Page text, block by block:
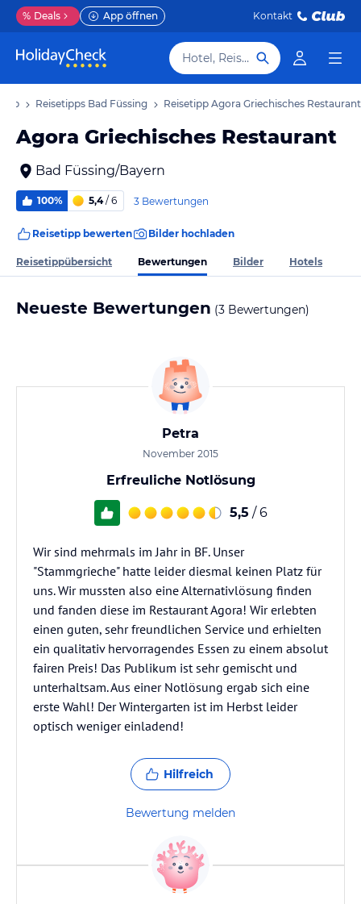
% Deals App öffnen Kontakt
Hotel, Reiseziel
Reisetipps Bad Füssing Reisetipp Agora Griechisches Restaurant
Agora Griechisches Restaurant
Bad Füssing/Bayern
100% 5,4/ 6 3 Bewertungen
Reisetipp bewerten Bilder hochladen
Reisetippübersicht Bewertungen Bilder Hotels
Neueste Bewertungen (3 Bewertungen)
Petra
November 2015
Erfreuliche Notlösung
5,5 / 6
Wir sind mehrmals im Jahr in BF. Unser
"Stammgrieche" hatte leider diesmal keinen Platz für
uns. Wir mussten also eine Alternativlösung finden
und fanden diese im Restaurant Agora! Wir erlebten
einen guten, sehr freundlichen Service und erhielten
ein qualitativ hervorragendes Essen zu einem absolut
fairen Preis! Das Publikum ist sehr gemischt und
unterhaltsam. Aus einer Notlösung ergab sich eine
erste Wahl! Der Wintergarten ist im Herbst leider
optisch weniger einladend!
Hilfreich
Bewertung melden